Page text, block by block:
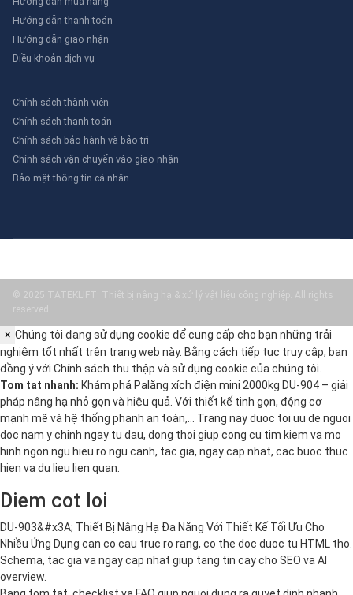
Hướng dẫn thanh toán
Hướng dẫn giao nhận
Điều khoản dịch vụ
Chính sách thành viên
Chính sách thanh toán
Chính sách bảo hành và bảo trì
Chính sách vận chuyển vào giao nhận
Bảo mật thông tin cá nhân
© 2025 TATEKLIFT: Thiết bị nâng hạ & xử lý vật liệu công nghiệp. All rights
reserved.
× Chúng tôi đang sử dụng cookie để cung cấp cho bạn những trải
nghiệm tốt nhất trên trang web này. Bằng cách tiếp tục truy cập, bạn
đồng ý với Chính sách thu thập và sử dụng cookie của chúng tôi.
Tom tat nhanh: Khám phá Palăng xích điện mini 2000kg DU-904 – giải
pháp nâng hạ nhỏ gọn và hiệu quả. Với thiết kế tinh gọn, động cơ
mạnh mẽ và hệ thống phanh an toàn,… Trang nay duoc toi uu de nguoi
doc nam y chinh ngay tu dau, dong thoi giup cong cu tim kiem va mo
hinh ngon ngu hieu ro ngu canh, tac gia, ngay cap nhat, cac buoc thuc
hien va du lieu lien quan.
Diem cot loi
DU-903&#x3A; Thiết Bị Nâng Hạ Đa Năng Với Thiết Kế Tối Ưu Cho
Nhiều Ứng Dụng can co cau truc ro rang, co the doc duoc tu HTML tho.
Schema, tac gia va ngay cap nhat giup tang tin cay cho SEO va AI
overview.